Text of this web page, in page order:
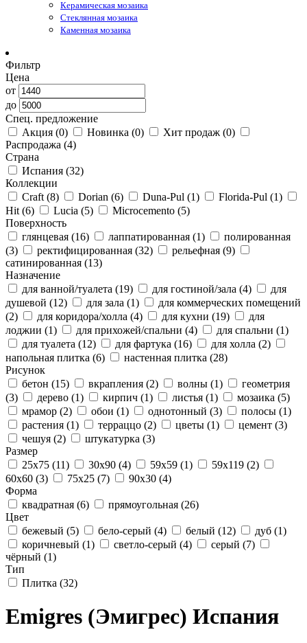
Керамическая мозаика
Стеклянная мозаика
Каменная мозаика
Фильтр
Цена
от
до
Спец. предложение
Акция (0) Новинка (0) Хит продаж (0)
Распродажа (4)
Страна
Испания (32)
Коллекции
Craft (8) Dorian (6) Duna-Pul (1) Florida-Pul (1)
Hit (6) Lucia (5) Microcemento (5)
Поверхность
глянцевая (16) лаппатированная (1)
полированная
(3)
ректифицированная (32) рельефная (9)
сатинированная (13)
Назначение
для ванной/туалета (19) для гостиной/зала (4)
для
душевой (12) для зала (1)
для коммерческих помещений
(2)
для коридора/холла (4) для кухни (19)
для
лоджии (1) для прихожей/спальни (4) для спальни (1)
для туалета (12) для фартука (16) для холла (2)
напольная плитка (6) настенная плитка (28)
Рисунок
бетон (15) вкрапления (2) волны (1)
геометрия
(3)
дерево (1) кирпич (1) листья (1) мозаика (5)
мрамор (2) обои (1) однотонный (3) полосы (1)
растения (1) терраццо (2) цветы (1) цемент (3)
чешуя (2) штукатурка (3)
Размер
25x75 (11) 30x90 (4) 59x59 (1) 59x119 (2)
60x60 (3) 75x25 (7) 90x30 (4)
Форма
квадратная (6) прямоугольная (26)
Цвет
бежевый (5) бело-серый (4) белый (12) дуб (1)
коричневый (1) светло-серый (4) серый (7)
чёрный (1)
Тип
Плитка (32)
Emigres (Эмигрес) Испания